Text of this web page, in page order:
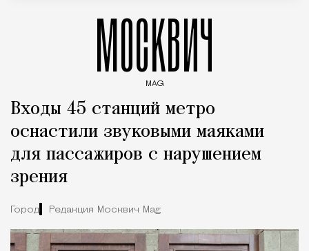
МОСКВИЧ
MAG
Входы 45 станций метро
оснастили звуковыми маяками
для пассажиров с нарушением
зрения
Город Редакция Москвич Mag